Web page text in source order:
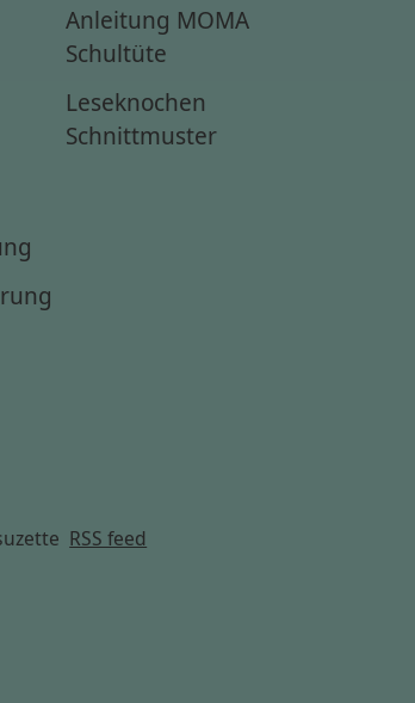
Anleitung MOMA
Schultüte
Leseknochen
Schnittmuster
RSS feed